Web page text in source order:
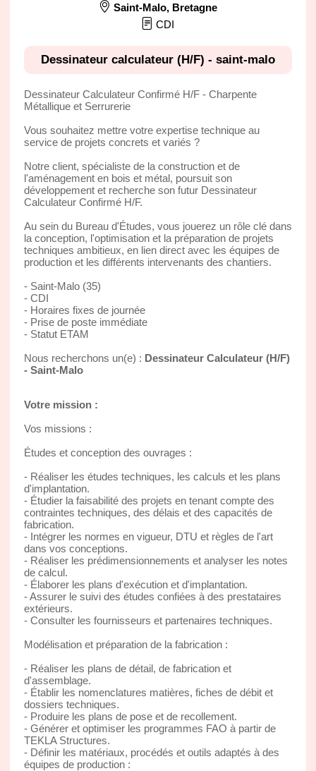
Saint-Malo, Bretagne
CDI
Dessinateur calculateur (H/F) - saint-malo
Dessinateur Calculateur Confirmé H/F - Charpente
Métallique et Serrurerie
Vous souhaitez mettre votre expertise technique au
service de projets concrets et variés ?
Notre client, spécialiste de la construction et de
l'aménagement en bois et métal, poursuit son
développement et recherche son futur Dessinateur
Calculateur Confirmé H/F.
Au sein du Bureau d'Études, vous jouerez un rôle clé dans
la conception, l'optimisation et la préparation de projets
techniques ambitieux, en lien direct avec les équipes de
production et les différents intervenants des chantiers.
- Saint-Malo (35)
- CDI
- Horaires fixes de journée
- Prise de poste immédiate
- Statut ETAM
Nous recherchons un(e) : Dessinateur Calculateur (H/F)
- Saint-Malo
Votre mission :
Vos missions :
Études et conception des ouvrages :
- Réaliser les études techniques, les calculs et les plans
d'implantation.
- Étudier la faisabilité des projets en tenant compte des
contraintes techniques, des délais et des capacités de
fabrication.
- Intégrer les normes en vigueur, DTU et règles de l'art
dans vos conceptions.
- Réaliser les prédimensionnements et analyser les notes
de calcul.
- Élaborer les plans d'exécution et d'implantation.
- Assurer le suivi des études confiées à des prestataires
extérieurs.
- Consulter les fournisseurs et partenaires techniques.
Modélisation et préparation de la fabrication :
- Réaliser les plans de détail, de fabrication et
d'assemblage.
- Établir les nomenclatures matières, fiches de débit et
dossiers techniques.
- Produire les plans de pose et de recollement.
- Générer et optimiser les programmes FAO à partir de
TEKLA Structures.
- Définir les matériaux, procédés et outils adaptés à des
équipes de production :